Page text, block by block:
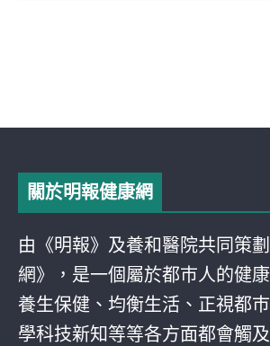
關於明報健康網
由《明報》及養和醫院共同策
網》，是一個屬於都巿人的健
養生保健、均衡生活、正視都
學科技新知等等各方面都會觸